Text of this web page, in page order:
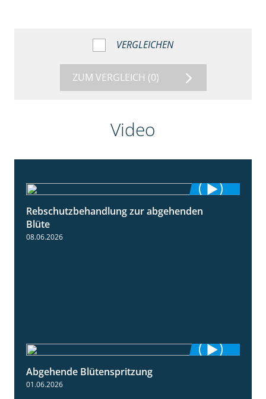
VERGLEICHEN
ZUM VERGLEICH (0)
Video
3:06
Rebschutzbehandlung zur abgehenden
Blüte
08.06.2026
Abgehende Blütenspritzung
01.06.2026